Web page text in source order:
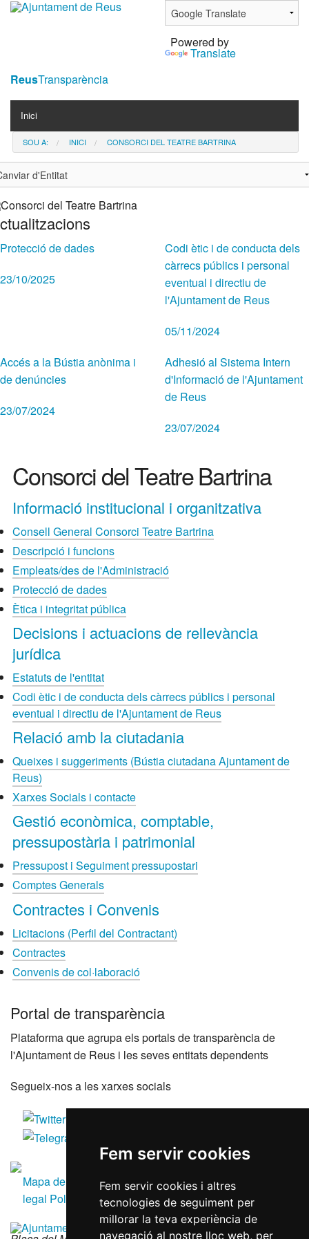
Fem servir cookies
Fem servir cookies i altres
tecnologies de seguiment per
millorar la teva experiència de
navegació al nostre lloc web, per
Powered by
Translate
ReusTransparència
Navigation
Inici
Contacta
Notícies
SOU A: INICI CONSORCI DEL TEATRE BARTRINA
Protecció de dades
23/10/2025
Codi ètic i de conducta dels
càrrecs públics i personal
eventual i directiu de
l'Ajuntament de Reus
05/11/2024
Accés a la Bústia anònima i
de denúncies
23/07/2024
Adhesió al Sistema Intern
d'Informació de l'Ajuntament
de Reus
23/07/2024
Consorci del Teatre Bartrina
Informació institucional i organitzativa
Consell General Consorci Teatre Bartrina
Descripció i funcions
Empleats/des de l'Administració
Protecció de dades
Ètica i integritat pública
Decisions i actuacions de rellevància
jurídica
Estatuts de l'entitat
Codi ètic i de conducta dels càrrecs públics i personal
eventual i directiu de l'Ajuntament de Reus
Relació amb la ciutadania
Queixes i suggeriments (Bústia ciutadana Ajuntament de
Reus)
Xarxes Socials i contacte
Gestió econòmica, comptable,
pressupostària i patrimonial
Pressupost i Seguiment pressupostari
Comptes Generals
Contractes i Convenis
Licitacions (Perfil del Contractant)
Contractes
Convenis de col·laboració
Portal de transparència
Plataforma que agrupa els portals de transparència de
l'Ajuntament de Reus i les seves entitats dependents
Segueix-nos a les xarxes socials
Mapa del lloc Accessibilitat Política de galetes
legal Política de privacitatRGPD